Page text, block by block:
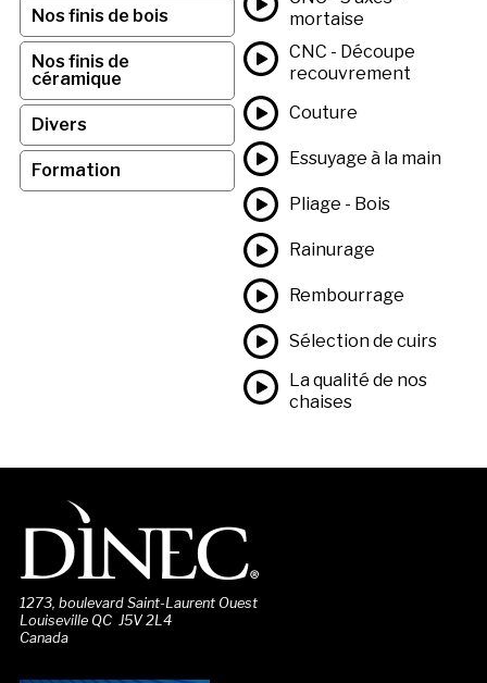
Nos finis de bois
Nos finis de
céramique
Divers
Formation
mortaise
CNC - Découpe
recouvrement
Couture
Essuyage à la main
Pliage - Bois
Rainurage
Rembourrage
Sélection de cuirs
La qualité de nos
chaises
1273, boulevard Saint-Laurent Ouest
Louiseville QC J5V 2L4
Canada